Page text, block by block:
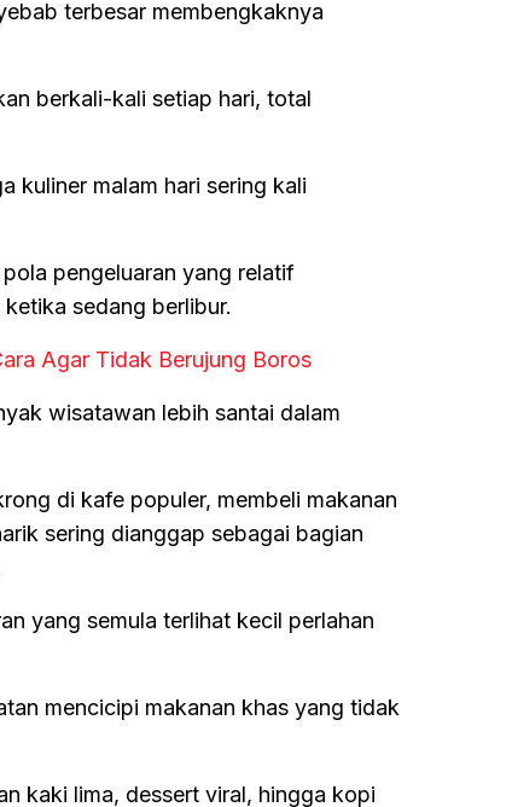
terbesar membengkaknya
berkali-kali setiap hari, total
kuliner malam hari sering kali
pengeluaran yang relatif
sedang berlibur.
Agar Tidak Berujung Boros
wisatawan lebih santai dalam
di kafe populer, membeli makanan
sering dianggap sebagai bagian
yang semula terlihat kecil perlahan
mencicipi makanan khas yang tidak
kaki lima, dessert viral, hingga kopi